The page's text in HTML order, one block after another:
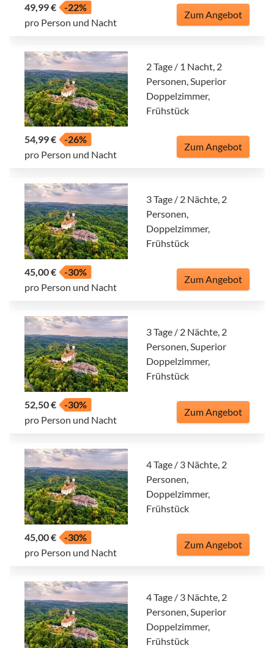
49,99 €
-22%
pro Person und Nacht
Zum Angebot
2 Tage / 1 Nacht, 2
Personen, Superior
Doppelzimmer,
Frühstück
54,99 €
-26%
pro Person und Nacht
Zum Angebot
3 Tage / 2 Nächte, 2
Personen,
Doppelzimmer,
Frühstück
45,00 €
-30%
pro Person und Nacht
Zum Angebot
3 Tage / 2 Nächte, 2
Personen, Superior
Doppelzimmer,
Frühstück
52,50 €
-30%
pro Person und Nacht
Zum Angebot
4 Tage / 3 Nächte, 2
Personen,
Doppelzimmer,
Frühstück
45,00 €
-30%
pro Person und Nacht
Zum Angebot
4 Tage / 3 Nächte, 2
Personen, Superior
Doppelzimmer,
Frühstück